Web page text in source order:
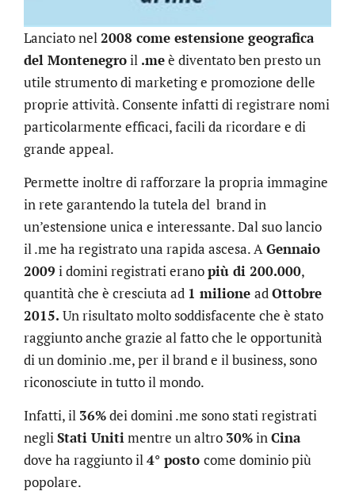
Lanciato nel2008 come estensione geografica
del Montenegroil .meè diventato ben presto un
utile strumento di marketing e promozione delle
proprie attività. Consente infatti di registrare nomi
particolarmente efficaci, facili da ricordare e di
grande appeal.
Permette inoltre di rafforzare la propria immagine
in rete garantendo la tutela del brand in
un’estensione unica e interessante. Dal suo lancio
il .me ha registrato una rapida ascesa. AGennaio
2009 i domini registrati eranopiù di 200.000,
quantità che è cresciuta ad 1 milione adOttobre
2015. Un risultato molto soddisfacente che è stato
raggiunto anche grazie al fatto che le opportunità
di un dominio .me, per il brand e il business, sono
riconosciute in tutto il mondo.
Infatti, il 36%dei domini .me sono stati registrati
negliStati Unitimentre un altro 30%inCina
dove ha raggiunto il4° posto come dominio più
popolare.